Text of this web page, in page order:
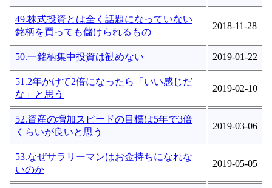
49.株式投資とは全く話題になっていない
銘柄を買っても儲けられるもの
2018-11-28
50.一銘柄集中投資は勧めない 2019-01-22
51.2年かけて2倍になったら「いい感じだ
な」と思う
2019-02-10
52.資産の増加スピードの目標は5年で3倍
くらいが良いと思う
2019-03-06
53.なぜサラリーマンはお金持ちになれな
いのか
2019-05-05